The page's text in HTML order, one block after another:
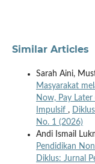
Similar Articles
Sarah Aini,
Masyarakat
Now, Pay Later
Impulsif ,
No. 1 (2026)
Andi Ismail
Pendidikan
Diklus: Jurnal